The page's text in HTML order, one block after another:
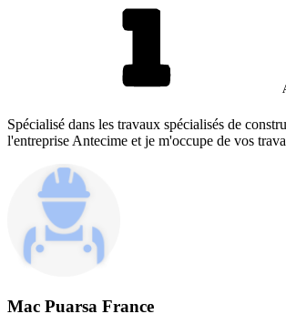
Spécialisé dans les travaux spécialisés de
l'entreprise Antecime et je m'occupe de vos
Mac Puarsa France